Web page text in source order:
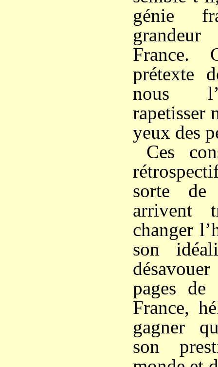
génie
France.
prétexte
nous
rapetisser
yeux des
Ces
sorte de
arrivent
changer
son
pages
France,
gagner
son